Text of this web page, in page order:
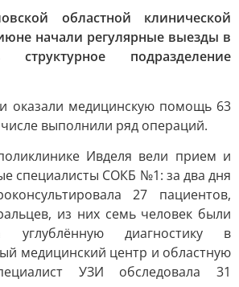
областной клинической
начали регулярные выезды в
подразделение
оказали медицинскую помощь 63
выполнили ряд операций.
Ивделя вели прием и
специалисты СОКБ №1: за два дня
27 пациентов,
из них семь человек были
углублённую диагностику в
медицинский центр и областную
УЗИ обследовала 31